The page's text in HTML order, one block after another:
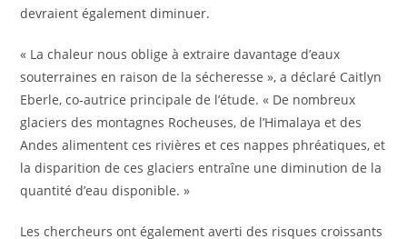
devraient également diminuer.
« La chaleur nous oblige à extraire davantage d’eaux
souterraines en raison de la sécheresse », a déclaré Caitlyn
Eberle, co-autrice principale de l’étude. « De nombreux
glaciers des montagnes Rocheuses, de l’Himalaya et des
Andes alimentent ces rivières et ces nappes phréatiques, et
la disparition de ces glaciers entraîne une diminution de la
quantité d’eau disponible. »
Les chercheurs ont également averti des risques croissants